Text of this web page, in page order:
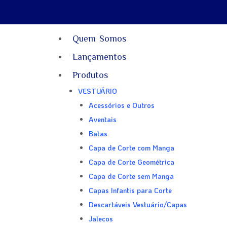
Quem Somos
Lançamentos
Produtos
VESTUÁRIO
Acessórios e Outros
Aventais
Batas
Capa de Corte com Manga
Capa de Corte Geométrica
Capa de Corte sem Manga
Capas Infantis para Corte
Descartáveis Vestuário/Capas
Jalecos